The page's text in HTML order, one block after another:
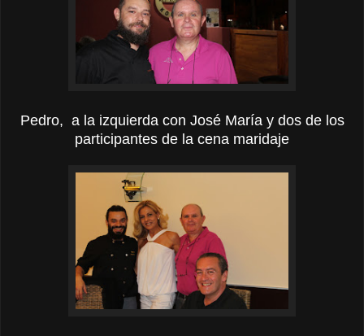
Pedro, a la izquierda con José María y dos de los
participantes de la cena maridaje